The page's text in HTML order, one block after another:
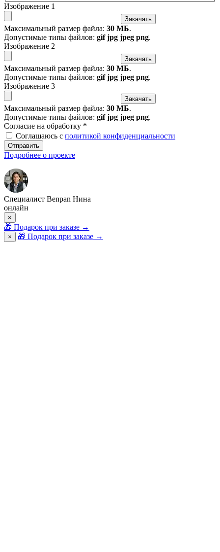
Изображение 1
Закачать
Максимальный размер файла: 30 МБ.
Допустимые типы файлов: gif jpg jpeg png.
Изображение 2
Закачать
Максимальный размер файла: 30 МБ.
Допустимые типы файлов: gif jpg jpeg png.
Изображение 3
Закачать
Максимальный размер файла: 30 МБ.
Допустимые типы файлов: gif jpg jpeg png.
Согласие на обработку *
Соглашаюсь с политикой конфиденциальности
Отправить
Подробнее о проекте
Специалист Benpan Нина
онлайн
×
🎁 Подарок при заказе →
× 🎁 Подарок при заказе →